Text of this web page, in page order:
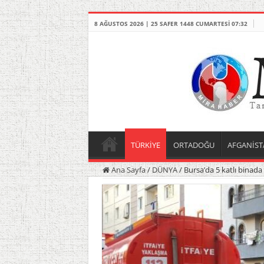
8 AĞUSTOS 2026 | 25 SAFER 1448 CUMARTESI 07:32
TÜRKİYE ORTADOĞU
Ana Sayfa/DÜNYA/ Bursa’da 5 katlı binada